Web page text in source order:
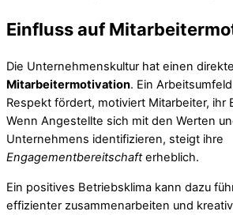
Einfluss auf
Die Unternehmenskultur hat einen
Mitarbeitermotivation. Ein
Respekt fördert, motiviert Mitarbeiter, ihr
Wenn Angestellte sich mit den Werten
Unternehmens identifizieren, steigt ihre
Engagementbereitschafterheblich.
Ein positives Betriebsklima kann dazu
effizienter zusammenarbeiten und